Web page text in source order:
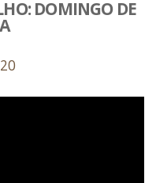
DOMINGO DE